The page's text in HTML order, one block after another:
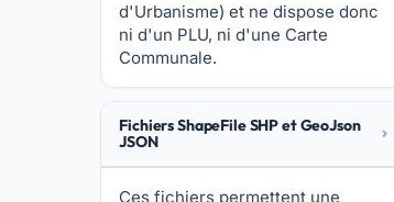
d'Urbanisme) et ne dispose donc
ni d'un PLU, ni d'une Carte
Communale.
Fichiers ShapeFile SHP et GeoJson
JSON
Ces fichiers permettent une